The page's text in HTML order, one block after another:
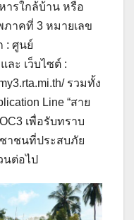
ารใกล้บ้าน หรือ
าคที่ 3 หมายเลข
: ศูนย์
ะ เว็บไซต์ :
รวมทั้ง
Line “สาย
เพื่อรับทราบ
าชนที่ประสบภัย
นต่อไป